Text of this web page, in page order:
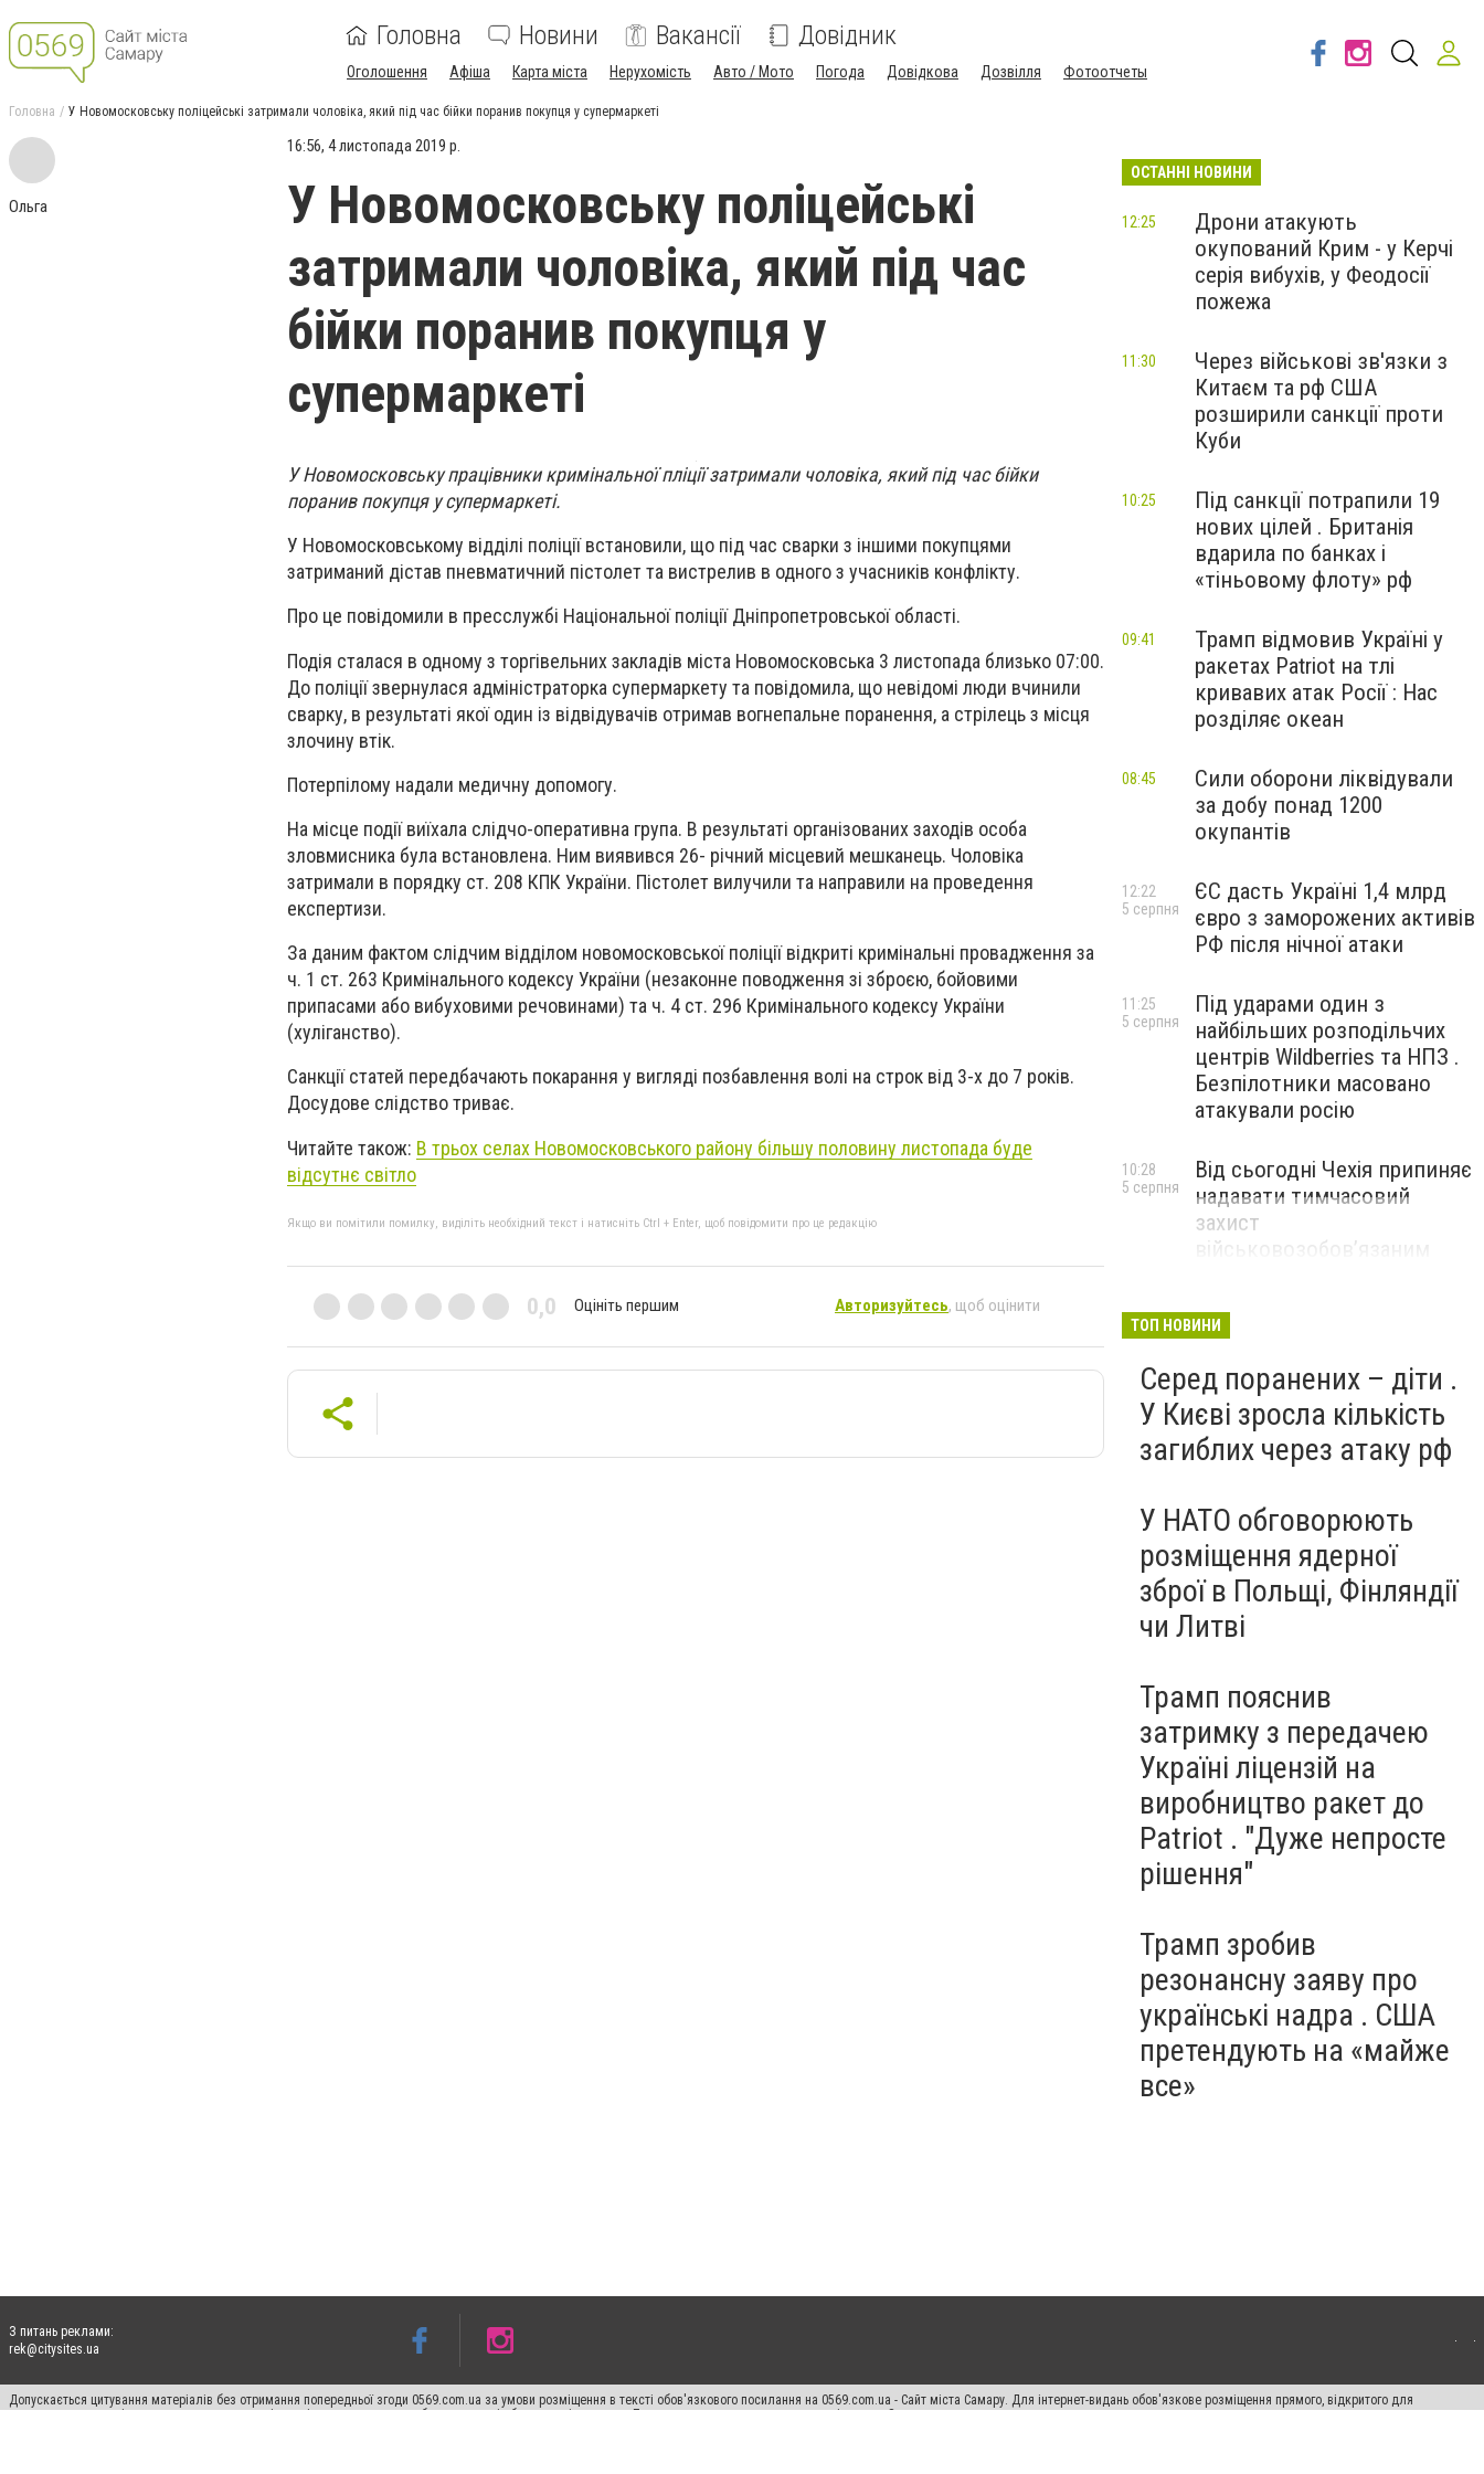
Головна Новини Вакансії Довідник
Оголошення Афіша Карта міста Нерухомість Авто / Мото Погода Довідкова Дозвілля Фотоотчеты
Головна У Новомосковську поліцейські затримали чоловіка, який під час бійки поранив покупця у супермаркеті
Ольга
16:56, 4 листопада 2019 р.
У Новомосковську поліцейські
затримали чоловіка, який під час
бійки поранив покупця у
супермаркеті
У Новомосковську працівники кримінальної пліції затримали чоловіка, який під час бійки
поранив покупця у супермаркеті.
У Новомосковському відділі поліції встановили, що під час сварки з іншими покупцями
затриманий дістав пневматичний пістолет та вистрелив в одного з учасників конфлікту.
Про це повідомили в пресслужбі Національної поліції Дніпропетровської області.
Подія сталася в одному з торгівельних закладів міста Новомосковська 3 листопада близько 07:00.
До поліції звернулася адміністраторка супермаркету та повідомила, що невідомі люди вчинили
сварку, в результаті якої один із відвідувачів отримав вогнепальне поранення, а стрілець з місця
злочину втік.
Потерпілому надали медичну допомогу.
На місце події виїхала слідчо-оперативна група. В результаті організованих заходів особа
зловмисника була встановлена. Ним виявився 26- річний місцевий мешканець. Чоловіка
затримали в порядку ст. 208 КПК України. Пістолет вилучили та направили на проведення
експертизи.
За даним фактом слідчим відділом новомосковської поліції відкриті кримінальні провадження за
ч. 1 ст. 263 Кримінального кодексу України (незаконне поводження зі зброєю, бойовими
припасами або вибуховими речовинами) та ч. 4 ст. 296 Кримінального кодексу України
(хуліганство).
Санкції статей передбачають покарання у вигляді позбавлення волі на строк від 3-х до 7 років.
Досудове слідство триває.
Читайте також: В трьох селах Новомосковського району більшу половину листопада буде
відсутнє світло
Якщо ви помітили помилку, виділіть необхідний текст і натисніть Ctrl + Enter, щоб повідомити про це редакцію
0,0 Оцініть першим Авторизуйтесь, щоб оцінити
ОСТАННІ НОВИНИ
Дрони атакують
окупований Крим - у Керчі
серія вибухів, у Феодосії
пожежа
12:25
Через військові зв'язки з
Китаєм та рф США
розширили санкції проти
Куби
11:30
Під санкції потрапили 19
нових цілей . Британія
вдарила по банках і
«тіньовому флоту» рф
10:25
Трамп відмовив Україні у
ракетах Patriot на тлі
кривавих атак Росії : Нас
розділяє океан
09:41
Сили оборони ліквідували
за добу понад 1200
окупантів
08:45
ЄС дасть Україні 1,4 млрд
євро з заморожених активів
РФ після нічної атаки
12:22
5 серпня
Під ударами один з
найбільших розподільчих
центрів Wildberries та НПЗ .
Безпілотники масовано
атакували росію
11:25
5 серпня
Від сьогодні Чехія припиняє
надавати тимчасовий
захист
військовозобов’язаним
10:28
5 серпня
ТОП НОВИНИ
Серед поранених – діти .
У Києві зросла кількість
загиблих через атаку рф
У НАТО обговорюють
розміщення ядерної
зброї в Польщі, Фінляндії
чи Литві
Трамп пояснив
затримку з передачею
Україні ліцензій на
виробництво ракет до
Patriot . "Дуже непросте
рішення"
Трамп зробив
резонансну заяву про
українські надра . США
претендують на «майже
все»
З питань реклами:
rek@citysites.ua
Допускається цитування матеріалів без отримання попередньої згоди 0569.com.ua за умови розміщення в тексті обов'язкового посилання на 0569.com.ua - Сайт міста Самару. Для інтернет-видань обов'язкове розміщення прямого, відкритого для
пошукових систем гіперпосилання на цитовані статті не нижче другого абзацу в тексті або в якості джерела. Порушення виняткових прав переслідується Законом.